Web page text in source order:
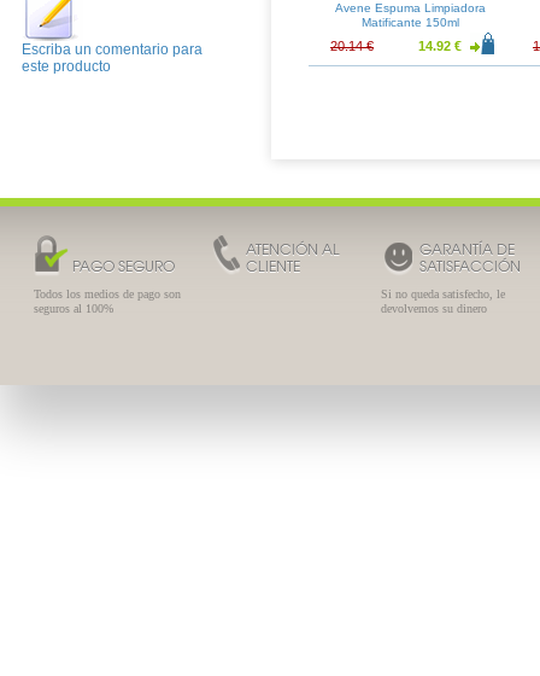
Escriba un comentario para
este producto
Crema de
19.21 € 20.06 €
Avene Espuma Limpiadora
Matificante 150ml
20.14 € 14.92 €
PAGO SEGURO
Todos los medios de pago son
seguros al 100%
ATENCIÓN AL
CLIENTE
GARANTÍA DE
SATISFACCIÓN
Si no queda satisfecho, le
devolvemos su dinero